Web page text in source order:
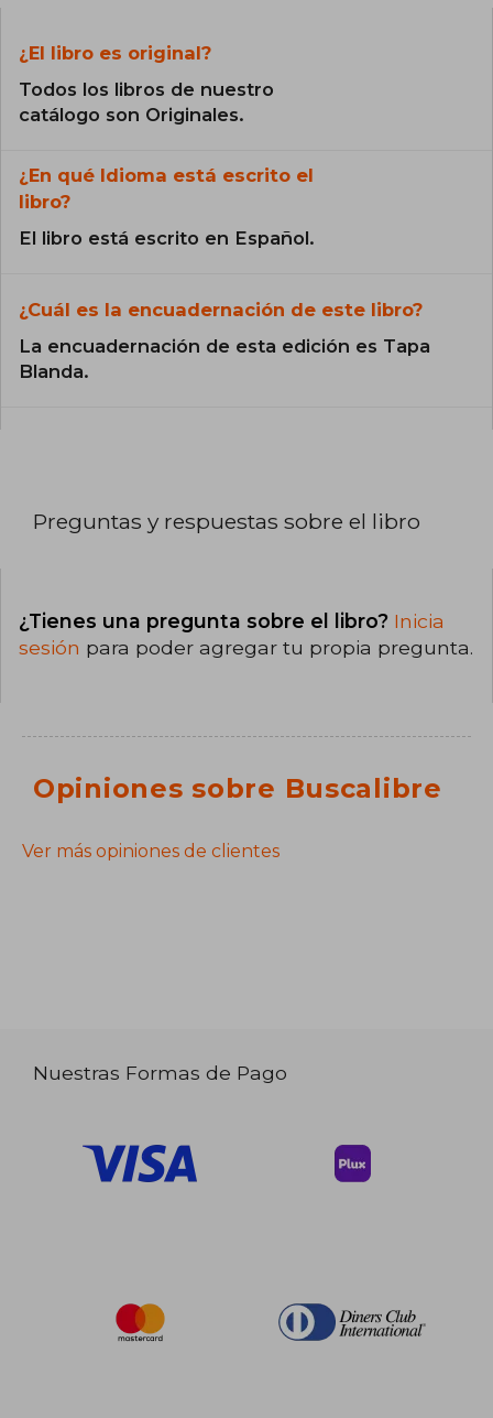
¿El libro es original?
Todos los libros de nuestro
catálogo son Originales.
¿En qué Idioma está escrito el
libro?
El libro está escrito en Español.
¿Cuál es la encuadernación de este libro?
La encuadernación de esta edición es Tapa
Blanda.
Preguntas y respuestas sobre el libro
¿Tienes una pregunta sobre el libro? Inicia
sesión para poder agregar tu propia pregunta.
Opiniones sobre Buscalibre
Ver más opiniones de clientes
Nuestras Formas de Pago